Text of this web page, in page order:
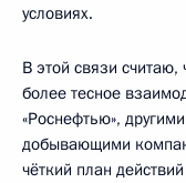
условиях.
В этой связи
более тесное
«Роснефтью»,
добывающими
чёткий план